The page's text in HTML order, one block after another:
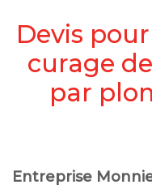
Devis
curage
par
Entreprise